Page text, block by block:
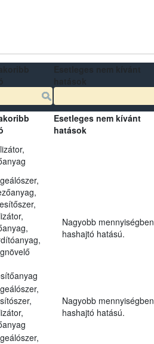
Esetleges nem kívánt
hatások
Nagyobb mennyiségben
hashajtó hatású.
Nagyobb mennyiségben
hashajtó hatású.